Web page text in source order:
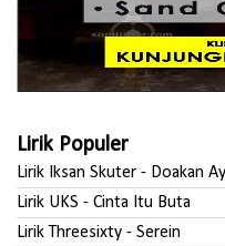
Lirik Populer
Lirik Iksan Skuter - Doakan
Lirik UKS - Cinta Itu Buta
Lirik Threesixty - Serein